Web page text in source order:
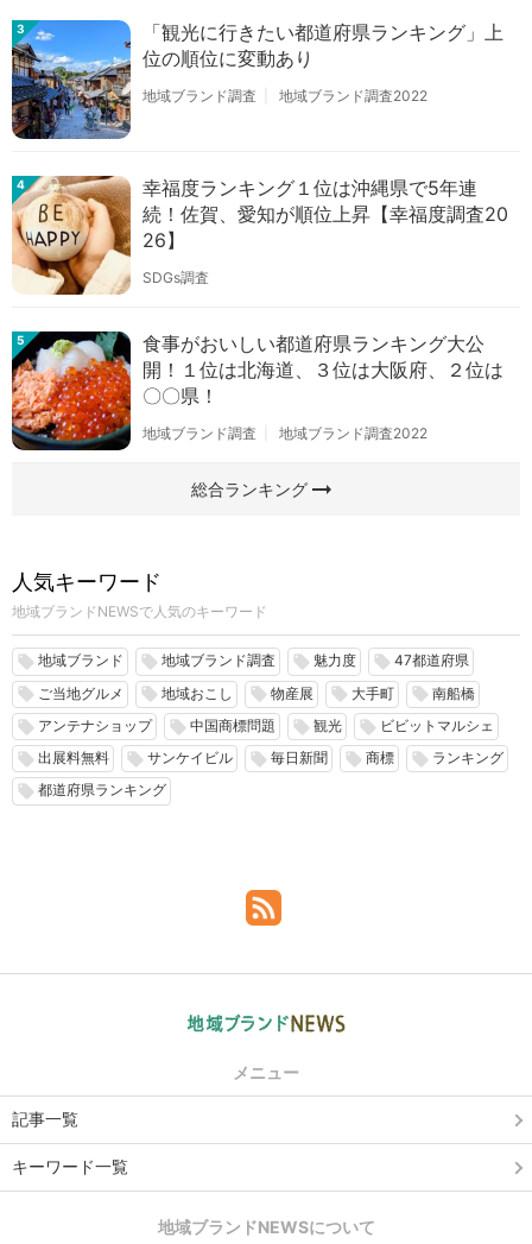
3
「観光に行きたい都道府県ランキング」上
位の順位に変動あり
地域ブランド調査 地域ブランド調査2022
4
幸福度ランキング１位は沖縄県で5年連
続！佐賀、愛知が順位上昇【幸福度調査20
26】
SDGs調査
5
食事がおいしい都道府県ランキング大公
開！１位は北海道、３位は大阪府、２位は
〇〇県！
地域ブランド調査 地域ブランド調査2022
総合ランキングarrow_right_alt
人気キーワード
地域ブランドNEWSで人気のキーワード
local_offer 地域ブランド local_offer 地域ブランド調査 local_offer 魅力度 local_offer 47都道府県
local_offer ご当地グルメ local_offer 地域おこし local_offer 物産展 local_offer 大手町 local_offer 南船橋
local_offer アンテナショップ local_offer 中国商標問題 local_offer 観光 local_offer ビビットマルシェ
local_offer 出展料無料 local_offer サンケイビル local_offer 毎日新聞 local_offer 商標 local_offer ランキング
local_offer 都道府県ランキング
メニュー
記事一覧
キーワード一覧
地域ブランドNEWSについて